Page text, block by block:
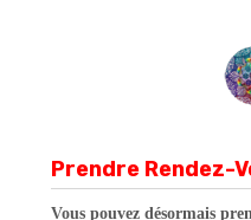
Prendre Rendez-
Vous pouvez désormais